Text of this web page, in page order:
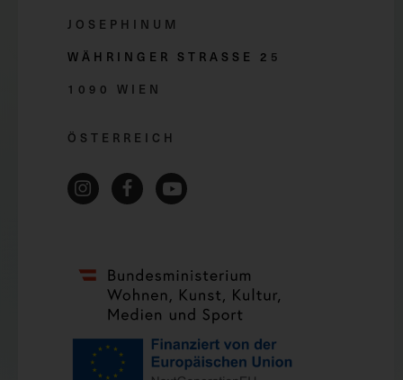
JOSEPHINUM
WÄHRINGER STRASSE 2 5
1090 WIEN
ÖSTERREICH